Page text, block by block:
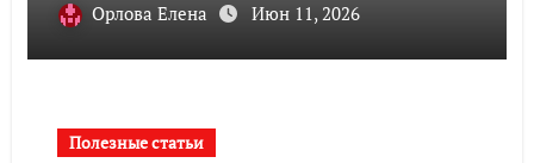
Орлова Елена Июн 11, 2026
Полезные статьи